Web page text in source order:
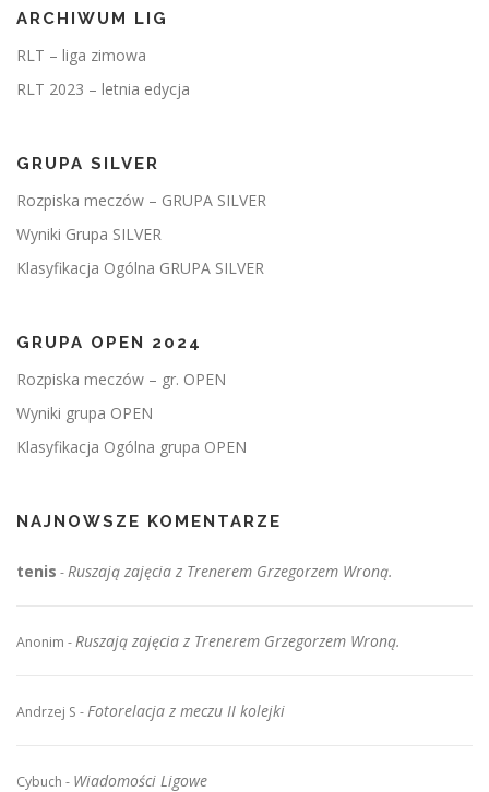
ARCHIWUM LIG
RLT – liga zimowa
RLT 2023 – letnia edycja
GRUPA SILVER
Rozpiska meczów – GRUPA SILVER
Wyniki Grupa SILVER
Klasyfikacja Ogólna GRUPA SILVER
GRUPA OPEN 2024
Rozpiska meczów – gr. OPEN
Wyniki grupa OPEN
Klasyfikacja Ogólna grupa OPEN
NAJNOWSZE KOMENTARZE
tenis - Ruszają zajęcia z Trenerem Grzegorzem Wroną.
Anonim - Ruszają zajęcia z Trenerem Grzegorzem Wroną.
Andrzej S - Fotorelacja z meczu II kolejki
Cybuch - Wiadomości Ligowe